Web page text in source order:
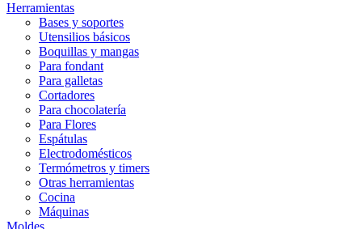
Herramientas
Bases y soportes
Utensilios básicos
Boquillas y mangas
Para fondant
Para galletas
Cortadores
Para chocolatería
Para Flores
Espátulas
Electrodomésticos
Termómetros y timers
Otras herramientas
Cocina
Máquinas
Moldes